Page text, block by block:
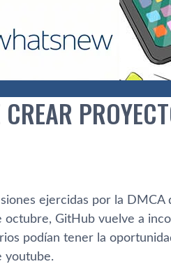
ejercidas por la DMCA
octubre, GitHub vuelve a
podían tener la
youtube.